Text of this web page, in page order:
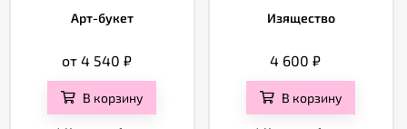
Арт-букет
от 4 540 ₽
В корзину
Изящество
4 600₽
В корзину